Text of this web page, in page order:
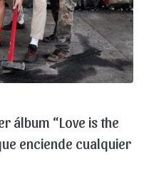
álbum “Love is the
enciende cualquier